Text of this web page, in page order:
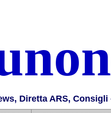
Diretta ARS,